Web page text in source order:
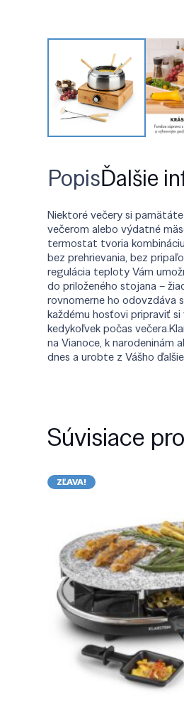
PopisĎalšie
Niektoré večery si
večerom alebo výdatné
termostat tvoria
bez prehrievania, bez
regulácia teploty Vám
do priloženého stojana –
rovnomerne ho odovzdáva
každému hosťovi pripraviť
kedykoľvek počas
na Vianoce, k
dnes a urobte z Vášho
Súvisiace
ZĽAVA!